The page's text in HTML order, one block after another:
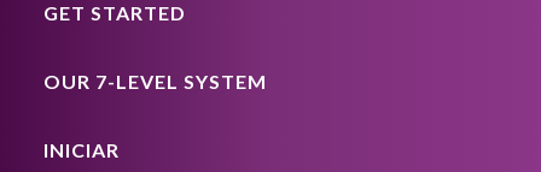
GET STARTED
OUR 7-LEVEL SYSTEM
INICIAR